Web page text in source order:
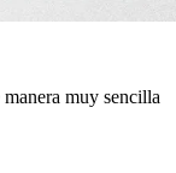
muy sencilla